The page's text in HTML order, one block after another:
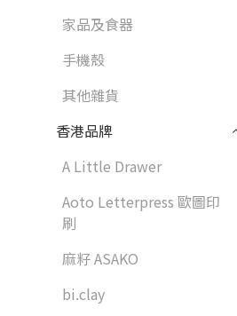
家品及食器
手機殼
其他雜貨
香港品牌
A Little Drawer
Aoto Letterpress 歐圖印
刷
麻籽 ASAKO
bi.clay